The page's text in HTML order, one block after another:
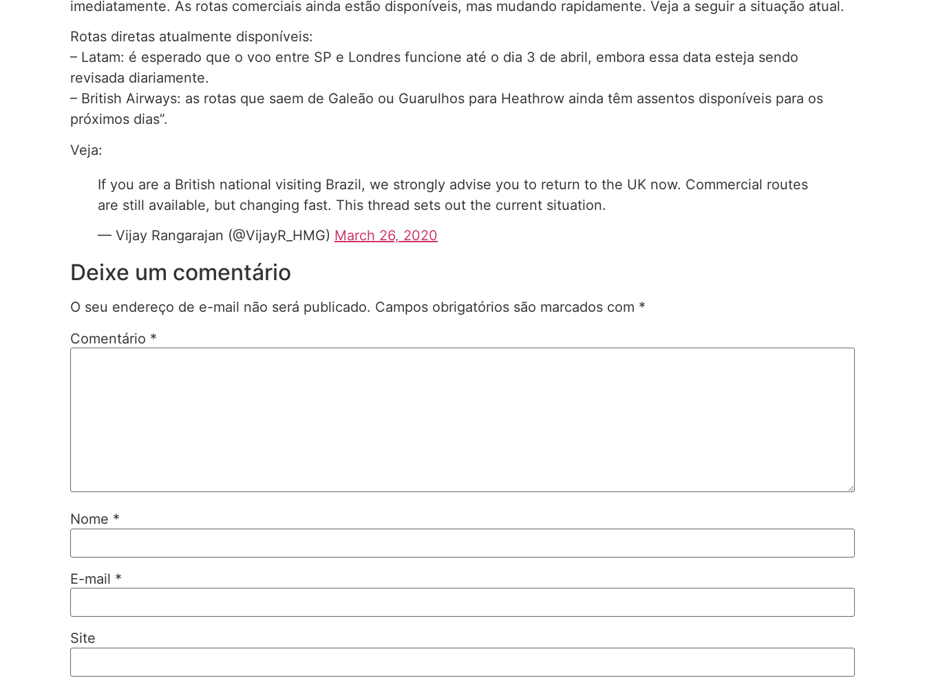
imediatamente. As rotas comerciais ainda estão disponíveis, mas mudando rapidamente. Veja a seguir a situação atual.
Rotas diretas atualmente disponíveis:
– Latam: é esperado que o voo entre SP e Londres funcione até o dia 3 de abril, embora essa data esteja sendo
revisada diariamente.
– British Airways: as rotas que saem de Galeão ou Guarulhos para Heathrow ainda têm assentos disponíveis para os
próximos dias”.
Veja:
If you are a British national visiting Brazil, we strongly advise you to return to the UK now. Commercial routes
are still available, but changing fast. This thread sets out the current situation.
— Vijay Rangarajan (@VijayR_HMG) March 26, 2020
Deixe um comentário
O seu endereço de e-mail não será publicado. Campos obrigatórios são marcados com *
Comentário *
Nome *
E-mail *
Site